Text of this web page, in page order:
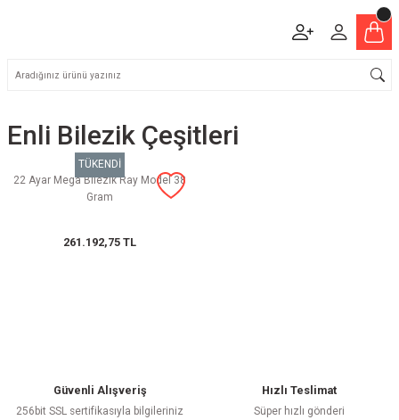
Enli Bilezik Çeşitleri
TÜKENDİ
22 Ayar Mega Bilezik Ray Model 38
Gram
261.192,75 TL
Güvenli Alışveriş
256bit SSL sertifikasıyla bilgileriniz
Hızlı Teslimat
Süper hızlı gönderi